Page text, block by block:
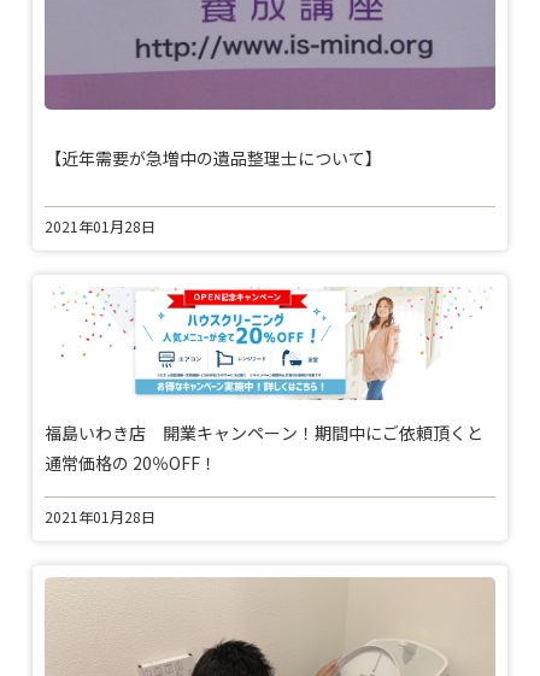
【近年需要が急増中の遺品整理士について】
2021年01月28日
福島いわき店 開業キャンペーン！期間中にご依頼頂くと
通常価格の 20％OFF！
2021年01月28日